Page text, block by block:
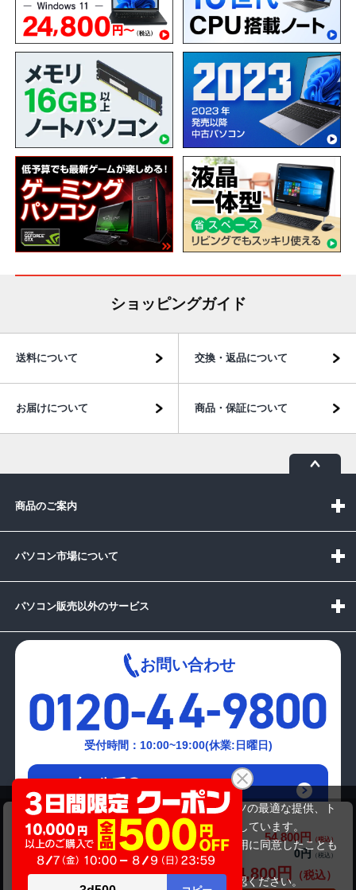
NEC Mate MKM30B-4(第8世代CPU)
商品価格(税込) 54,800円
64,800円
オプション小計価格(税込)
0円
商品合計価格(税込)
54,800円
ショッピングガイド
送料について 交換・返品について
お届けについて 商品・保証について
商品のご案内
パソコン市場について
パソコン販売以外のサービス
お問い合わせ
受付時間：10:00~19:00(休業:日曜日)
メールでの
お問い合わせはこちら
当サイトでは利用体験の向上およびコンテンツの最適な提供、ト
ラフィックの分析を目的としてCookieを使用しています。
サイトの閲覧を継続された場合、Cookieの利用に同意したことも
のといたします。
をご確認ください。